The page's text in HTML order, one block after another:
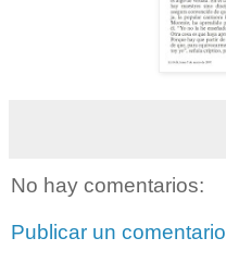
No hay comentarios:
Publicar un comentario